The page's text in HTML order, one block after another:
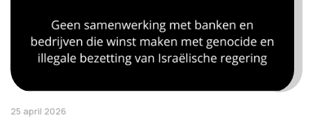
25 april 2026